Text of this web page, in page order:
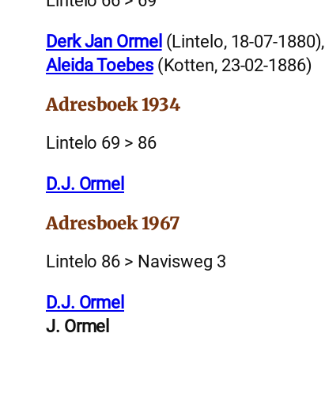
Derk Jan Ormel (Lintelo, 18-07-1880),
Aleida Toebes(Kotten, 23-02-1886)
Adresboek 1934
Lintelo 69 > 86
D.J. Ormel
Adresboek 1967
Lintelo 86 > Navisweg 3
D.J. Ormel
J. Ormel